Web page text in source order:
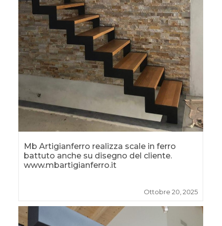
Mb Artigianferro realizza scale in ferro
battuto anche su disegno del cliente.
www.mbartigianferro.it
Ottobre 20, 2025